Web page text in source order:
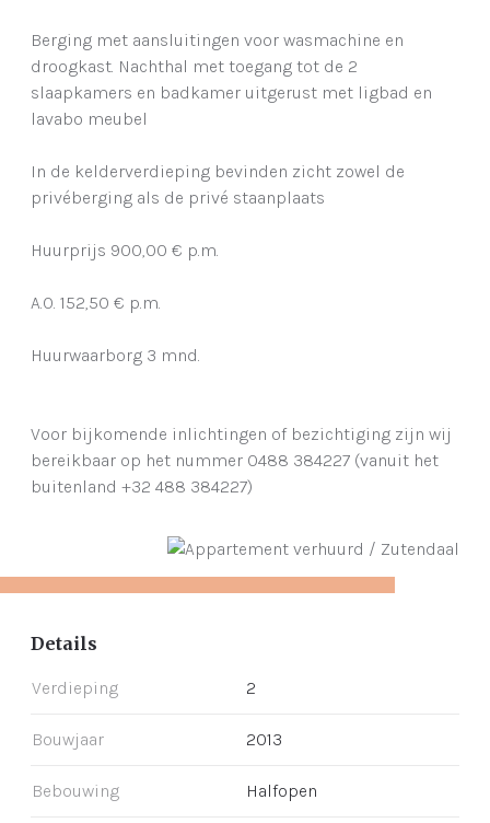
Berging met aansluitingen voor wasmachine en
droogkast. Nachthal met toegang tot de 2
slaapkamers en badkamer uitgerust met ligbad en
lavabo meubel
In de kelderverdieping bevinden zicht zowel de
privéberging als de privé staanplaats
Huurprijs 900,00 € p.m.
A.O. 152,50 € p.m.
Huurwaarborg 3 mnd.
Voor bijkomende inlichtingen of bezichtiging zijn wij
bereikbaar op het nummer 0488 384227 (vanuit het
buitenland +32 488 384227)
Details
Verdieping 2
Bouwjaar 2013
Bebouwing Halfopen